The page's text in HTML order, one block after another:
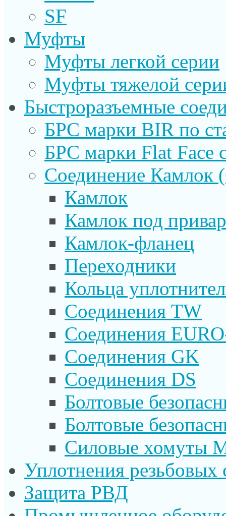
SF
Муфты
Муфты легкой серии
Муфты тяжелой
Быстроразъемные
БРС марки BIR по
БРС марки Flat Face
Соединение Камлок
Камлок
Камлок под
Камлок-фланец
Переходники
Кольца
Соединения TW
Соединения
Соединения GK
Соединения DS
Болтовые
Болтовые
Силовые хомуты
Уплотнения резьбовых
Защита РВД